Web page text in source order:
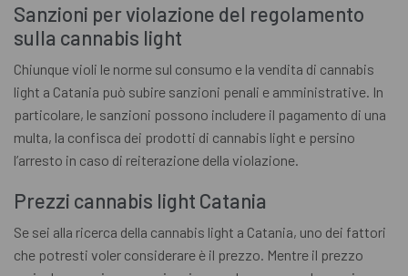
Sanzioni per violazione del regolamento
sulla cannabis light
Chiunque violi le norme sul consumo e la vendita di cannabis
light a Catania può subire sanzioni penali e amministrative. In
particolare, le sanzioni possono includere il pagamento di una
multa, la confisca dei prodotti di cannabis light e persino
l’arresto in caso di reiterazione della violazione.
Prezzi cannabis light Catania
Se sei alla ricerca della cannabis light a Catania, uno dei fattori
che potresti voler considerare è il prezzo. Mentre il prezzo